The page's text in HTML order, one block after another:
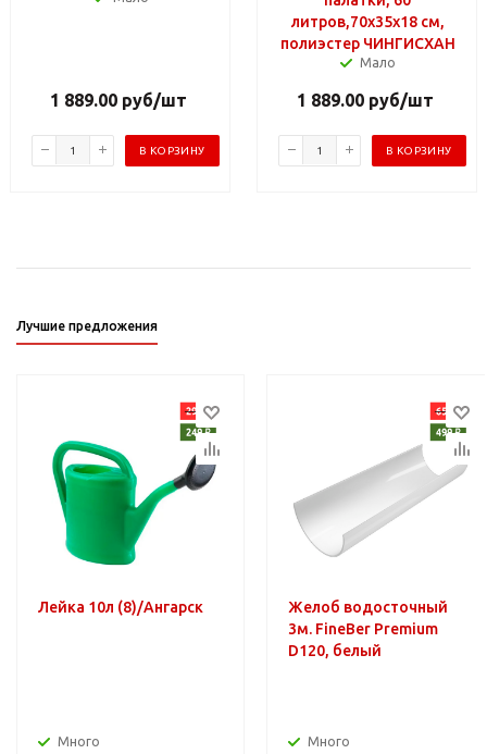
1 889.00 руб/шт
В КОРЗИНУ
литров,70х35х18 см,
полиэстер ЧИНГИСХАН
Мало
1 889.00 руб/шт
В КОРЗИНУ
Лучшие предложения
Лейка 10л (8)/Ангарск
Много
Желоб водосточный
3м. FineBer Premium
D120, белый
Много